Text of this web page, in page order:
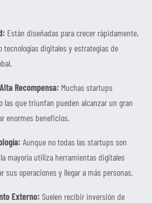
Están diseñadas para crecer rápidamente,
tecnologías digitales y estrategias de
Recompensa: Muchas startups
las que triunfan pueden alcanzar un gran
enormes beneficios.
Aunque no todas las startups son
mayoría utiliza herramientas digitales
sus operaciones y llegar a más personas.
Externo: Suelen recibir inversión de